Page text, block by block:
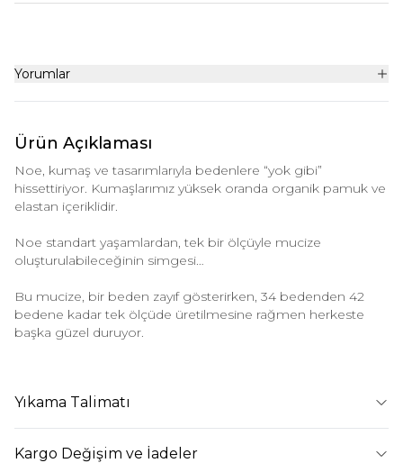
Yorumlar
Ürün Açıklaması
Noe, kumaş ve tasarımlarıyla bedenlere “yok gibi”
hissettiriyor. Kumaşlarımız yüksek oranda organik pamuk ve
elastan içeriklidir.
Noe standart yaşamlardan, tek bir ölçüyle mucize
oluşturulabileceğinin simgesi…
Bu mucize, bir beden zayıf gösterirken, 34 bedenden 42
bedene kadar tek ölçüde üretilmesine rağmen herkeste
başka güzel duruyor.
Yıkama Talimatı
Kargo Değişim ve İadeler